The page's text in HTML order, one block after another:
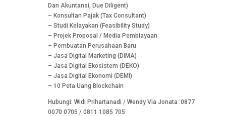
Dan Akuntansi, Due Diligent)
– Konsultan Pajak (Tax Consultant)
– Studi Kelayakan (Feasibility Study)
– Projek Proposal / Media Pembiayaan
– Pembuatan Perusahaan Baru
– Jasa Digital Marketing (DIMA)
– Jasa Digital Ekosistem (DEKO)
– Jasa Digital Ekonomi (DEMI)
– 10 Peta Uang Blockchain
Hubungi: Widi Prihartanadi / Wendy Via Jonata :0877
0070 0705 / 0811 1085 705